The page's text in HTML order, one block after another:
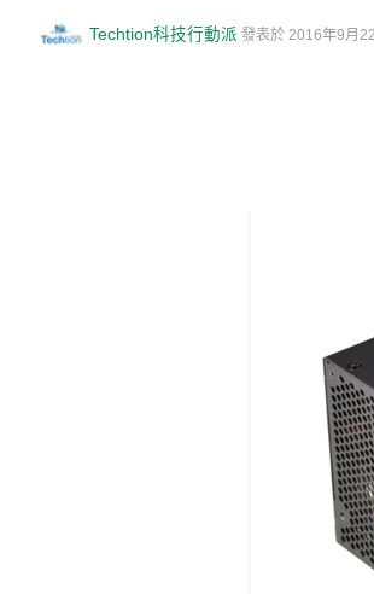
Techtion科技行動派 發表於 2016年9月